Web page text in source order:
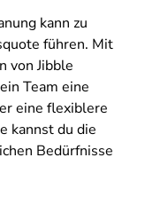
kann zu
führen. Mit
von Jibble
Team eine
eine flexiblere
kannst du die
Bedürfnisse